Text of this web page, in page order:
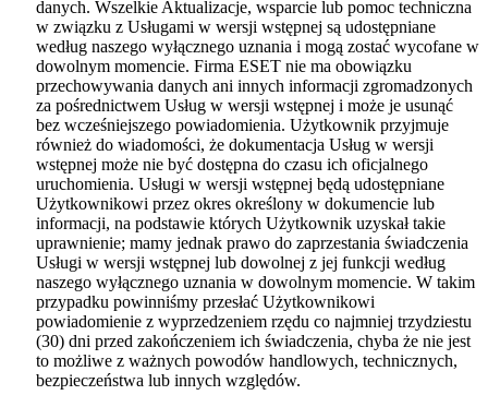
danych. Wszelkie Aktualizacje, wsparcie lub pomoc techniczna
w związku z Usługami w wersji wstępnej są udostępniane
według naszego wyłącznego uznania i mogą zostać wycofane w
dowolnym momencie. Firma ESET nie ma obowiązku
przechowywania danych ani innych informacji zgromadzonych
za pośrednictwem Usług w wersji wstępnej i może je usunąć
bez wcześniejszego powiadomienia. Użytkownik przyjmuje
również do wiadomości, że dokumentacja Usług w wersji
wstępnej może nie być dostępna do czasu ich oficjalnego
uruchomienia. Usługi w wersji wstępnej będą udostępniane
Użytkownikowi przez okres określony w dokumencie lub
informacji, na podstawie których Użytkownik uzyskał takie
uprawnienie; mamy jednak prawo do zaprzestania świadczenia
Usługi w wersji wstępnej lub dowolnej z jej funkcji według
naszego wyłącznego uznania w dowolnym momencie. W takim
przypadku powinniśmy przesłać Użytkownikowi
powiadomienie z wyprzedzeniem rzędu co najmniej trzydziestu
(30) dni przed zakończeniem ich świadczenia, chyba że nie jest
to możliwe z ważnych powodów handlowych, technicznych,
bezpieczeństwa lub innych względów.